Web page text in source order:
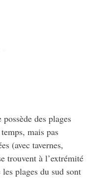
des plages
mais pas
(avec tavernes,
trouvent à l’extrémité
plages du sud sont